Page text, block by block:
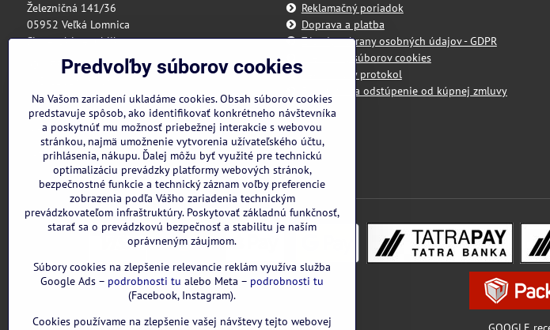
Železničná 141/36
05952 Veľká Lomnica
Slovenská republika
IČO: 55 175 431
IBAN: SK3111000000002942143418
Nie sme platcami DPH
Všetky uvedené ceny sú vrátane DPH.
Reklamačný poriadok
Doprava a platba
Zásady ochrany osobných údajov - GDPR
Predvoľby súborov cookies
Reklamačný protokol
Formulár na odstúpenie od kúpnej zmluvy
Predvoľby súborov cookies
Na Vašom zariadení ukladáme cookies. Obsah súborov cookies
predstavuje spôsob, ako identifikovať konkrétneho návštevníka
a poskytnúť mu možnosť priebežnej interakcie s webovou
stránkou, najmä umožnenie vytvorenia užívateľského účtu,
prihlásenia, nákupu. Ďalej môžu byť využité pre technickú
optimalizáciu prevádzky platformy webových stránok,
bezpečnostné funkcie a technický záznam voľby preferencie
zobrazenia podľa Vášho zariadenia technickým
prevádzkovateľom infraštruktúry. Poskytovať základnú funkčnosť,
starať sa o prevádzkovú bezpečnosť a stabilitu je naším
oprávneným záujmom.
Súbory cookies na zlepšenie relevancie reklám využíva služba
Google Ads – podrobnosti tu alebo Meta – podrobnosti tu
(Facebook, Instagram).
Cookies používame na zlepšenie vašej návštevy tejto webovej